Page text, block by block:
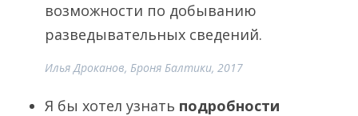
возможности по добыванию
разведывательных сведений.
Илья Дроканов, Броня Балтики, 2017
Я бы хотел узнать подробности